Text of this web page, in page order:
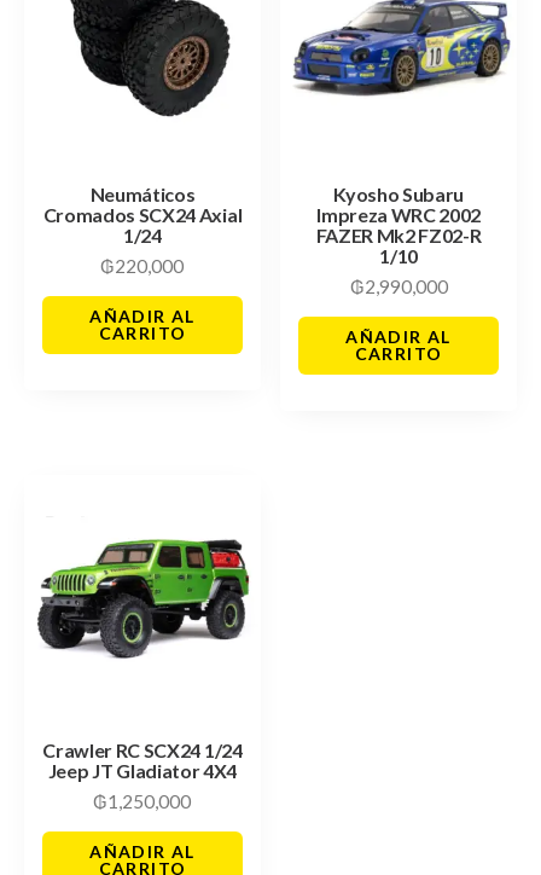
Neumáticos
Cromados SCX24 Axial
1/24
₲220,000
AÑADIR AL
CARRITO
Kyosho Subaru
Impreza WRC 2002
FAZER Mk2 FZ02-R
1/10
₲2,990,000
AÑADIR AL
CARRITO
Crawler RC SCX24 1/24
Jeep JT Gladiator 4X4
₲1,250,000
AÑADIR AL
CARRITO